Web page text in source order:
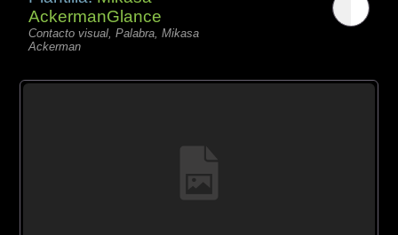
AckermanGlance
Contacto visual, Palabra, Mikasa
Ackerman